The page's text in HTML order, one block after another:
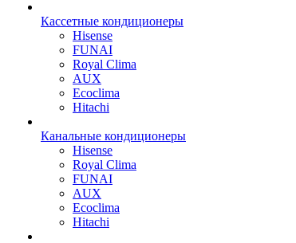
Кассетные кондиционеры
Hisense
FUNAI
Royal Clima
AUX
Ecoclima
Hitachi
Канальные кондиционеры
Hisense
Royal Clima
FUNAI
AUX
Ecoclima
Hitachi